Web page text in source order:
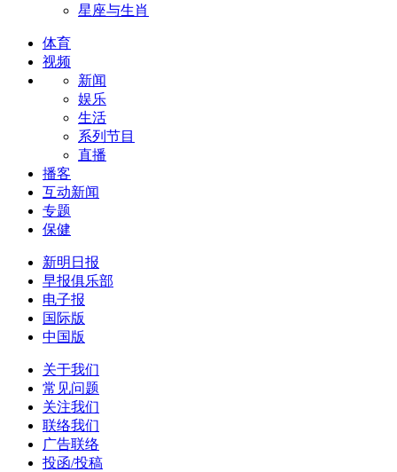
星座与生肖
体育
视频
新闻
娱乐
生活
系列节目
直播
播客
互动新闻
专题
保健
新明日报
早报俱乐部
电子报
国际版
中国版
关于我们
常见问题
关注我们
联络我们
广告联络
投函/投稿